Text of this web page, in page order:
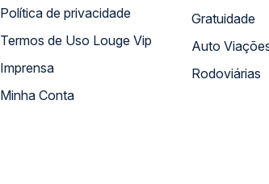
Política de privacidade
Termos de Uso Louge Vip
Imprensa
Minha Conta
Gratuidade
Auto
Rodoviárias